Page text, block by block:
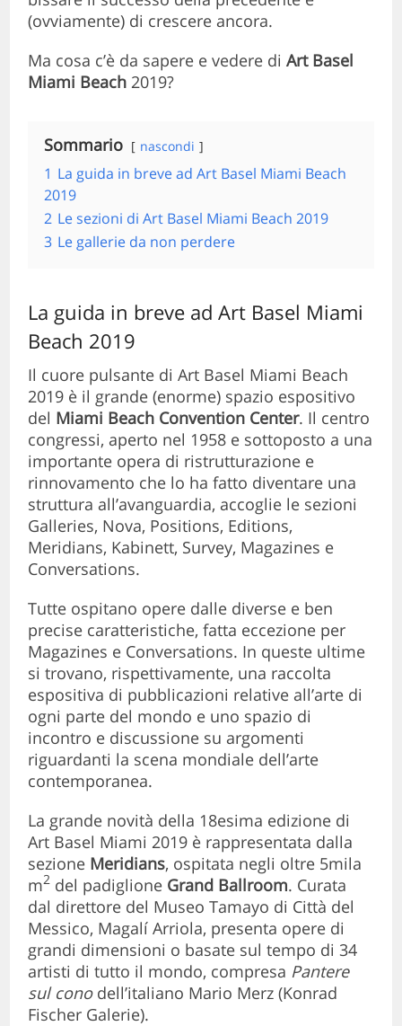
(ovviamente) di crescere ancora.
Ma cosa c’è da sapere e vedere diArt Basel
Miami Beach 2019?
Sommario nascondi
1 La guida in breve ad Art Basel Miami Beach
2019
2 Le sezioni di Art Basel Miami Beach 2019
3 Le gallerie da non perdere
La guida in breve ad Art Basel Miami
Beach 2019
Il cuore pulsante di Art Basel Miami Beach
2019 è il grande (enorme) spazio espositivo
del Miami Beach Convention Center. Il centro
congressi, aperto nel 1958 e sottoposto a una
importante opera di ristrutturazione e
rinnovamento che lo ha fatto diventare una
struttura all’avanguardia, accoglie le sezioni
Galleries, Nova, Positions, Editions,
Meridians, Kabinett, Survey, Magazines e
Conversations.
Tutte ospitano opere dalle diverse e ben
precise caratteristiche, fatta eccezione per
Magazines e Conversations. In queste ultime
si trovano, rispettivamente, una raccolta
espositiva di pubblicazioni relative all’arte di
ogni parte del mondo e uno spazio di
incontro e discussione su argomenti
riguardanti la scena mondiale dell’arte
contemporanea.
La grande novità della 18esima edizione di
Art Basel Miami 2019 è rappresentata dalla
sezione Meridians, ospitata negli oltre 5mila
m2 del padiglione Grand Ballroom. Curata
dal direttore del Museo Tamayo di Città del
Messico, Magalí Arriola, presenta opere di
grandi dimensioni o basate sul tempo di 34
artisti di tutto il mondo, compresa Pantere
sul conodell’italiano Mario Merz (Konrad
Fischer Galerie).